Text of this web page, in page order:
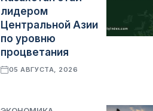
лидером
Центральной Азии
по уровню
процветания
05 АВГУСТА, 2026